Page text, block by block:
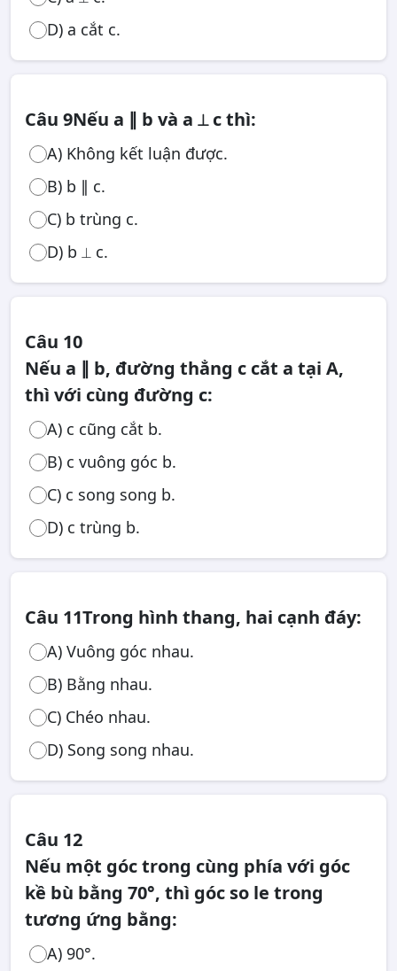
D) a cắt c.
Câu 9Nếu a ∥ b và a ⟂ c thì:
A) Không kết luận được.
B) b ∥ c.
C) b trùng c.
D) b ⟂ c.
Câu 10
Nếu a ∥ b, đường thẳng c cắt a tại A,
thì với cùng đường c:
A) c cũng cắt b.
B) c vuông góc b.
C) c song song b.
D) c trùng b.
Câu 11Trong hình thang, hai cạnh đáy:
A) Vuông góc nhau.
B) Bằng nhau.
C) Chéo nhau.
D) Song song nhau.
Câu 12
Nếu một góc trong cùng phía với góc
kề bù bằng 70°, thì góc so le trong
tương ứng bằng:
A) 90°.